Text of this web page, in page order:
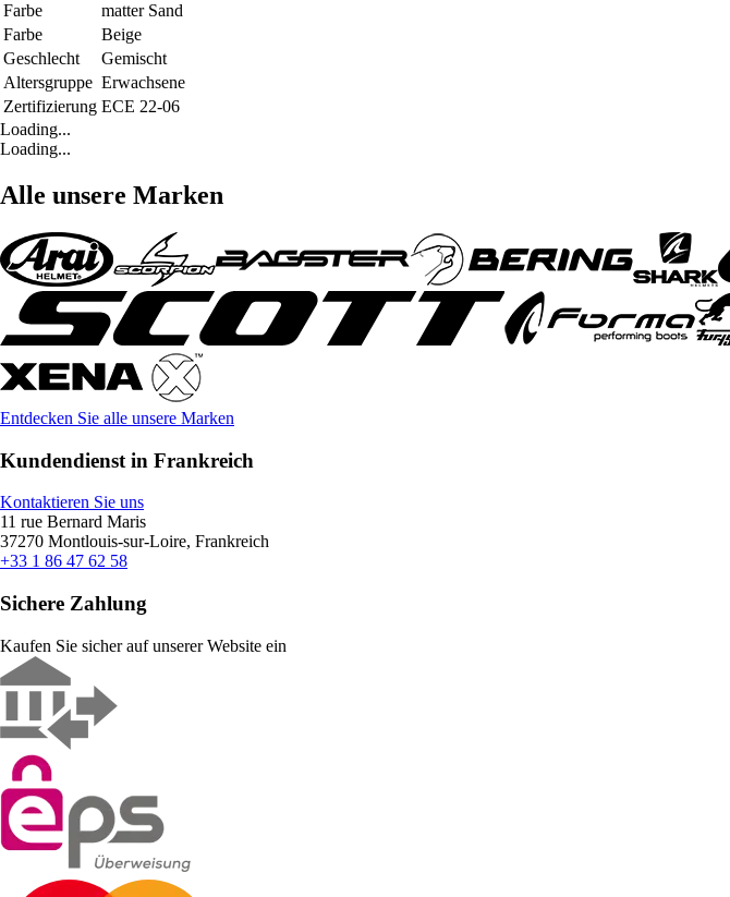
Farbe
matter Sand
Farbe
Beige
Geschlecht
Gemischt
Altersgruppe Erwachsene
Zertifizierung ECE 22-06
Loading...
Loading...
Alle unsere Marken
Entdecken Sie alle unsere Marken
Kundendienst in Frankreich
Kontaktieren Sie uns
11 rue Bernard Maris
37270 Montlouis-sur-Loire, Frankreich
+33 1 86 47 62 58
Sichere Zahlung
Kaufen Sie sicher auf unserer Website ein